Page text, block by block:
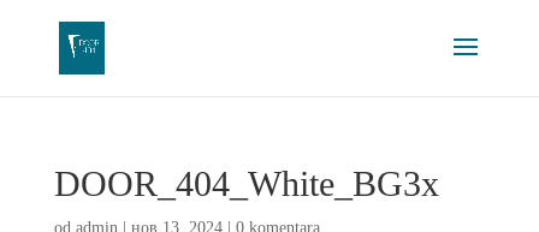
DOOR_404_White_BG3x
od admin| нов 13, 2024| 0 komentara